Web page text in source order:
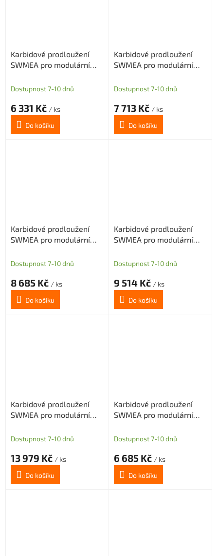
Karbidové prodloužení
SWMEA pro modulární
D=20
Dostupnost 7-10 dnů
6 331 Kč / ks
Do košíku
Karbidové prodloužení
SWMEA pro modulární
D20
Dostupnost 7-10 dnů
7 713 Kč / ks
Do košíku
Karbidové prodloužení
SWMEA pro modulární
D20
Dostupnost 7-10 dnů
8 685 Kč / ks
Do košíku
Karbidové prodloužení
SWMEA pro modulární
D20
Dostupnost 7-10 dnů
9 514 Kč / ks
Do košíku
Karbidové prodloužení
SWMEA pro modulární
D20
Dostupnost 7-10 dnů
13 979 Kč / ks
Do košíku
Karbidové prodloužení
SWMEA pro modulární
D25
Dostupnost 7-10 dnů
6 685 Kč / ks
Do košíku